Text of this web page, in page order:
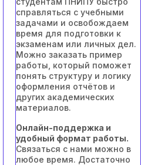
справляться с учебными
задачами и освобождаем
время для подготовки к
экзаменам или личных дел.
Можно заказать пример
работы, который поможет
понять структуру и логику
оформления отчётов и
других академических
материалов.
Онлайн-поддержка и
удобный формат работы.
Связаться с нами можно в
любое время. Достаточно